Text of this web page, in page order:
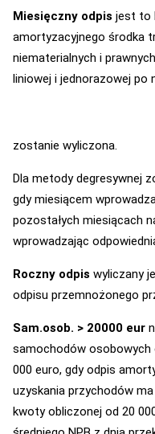
Miesięczny odpis jest to
amortyzacyjnego środka
niematerialnych i
liniowej i jednorazowej po
zostanie wyliczona.
Dla metody degresywnej
gdy miesiącem
pozostałych miesiącach
wprowadzając
Roczny odpis wyliczany
odpisu przemnożonego
Sam.osob. > 20000 eur
samochodów
000 euro, gdy odpis
uzyskania przychodów
kwoty obliczonej od 20